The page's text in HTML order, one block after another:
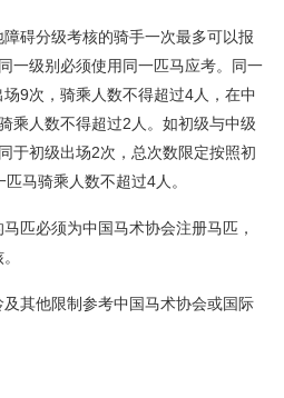
碍分级考核的骑手一次最多可以报
一级别必须使用同一匹马应考。同一
9次，骑乘人数不得超过4人，在中
乘人数不得超过2人。如初级与中级
于初级出场2次，总次数限定按照初
马骑乘人数不超过4人。
匹必须为中国马术协会注册马匹，
其他限制参考中国马术协会或国际